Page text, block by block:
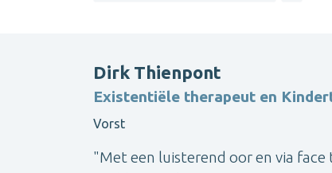
Dirk Thienpont
Existentiële therapeut en
Vorst
"Met een luisterend oor en via face